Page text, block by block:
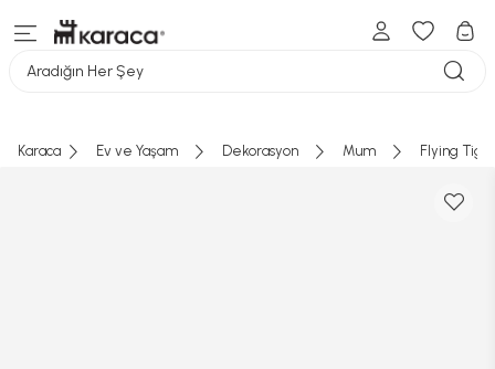
Aradığın Her Şey
Karaca Ev ve Yaşam Dekorasyon Mum Flying